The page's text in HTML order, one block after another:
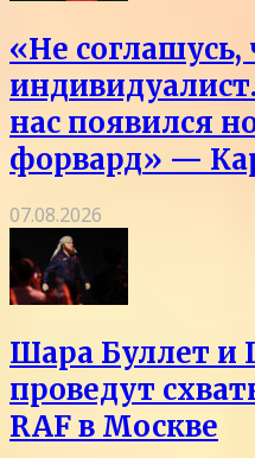
«Не соглашусь,
нас появился
форвард» —
07.08.2026
Шара Буллет и
проведут
RAF в Москве